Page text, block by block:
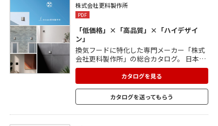
株式会社更科製作所
PDF
「低価格」×「高品質」×「ハイデザイ
ン」
換気フードに特化した専門メーカー「株式
会社更科製作所」の総合カタログ。 日本国
内で唯一、換気部材のメーカー直販を行っ
ています。 革新的なアイデアと、確かな技
術力、そして美しいデザインを、常に追
求。 パイプ用ファン、ダクト用換気扇、浴
室乾燥暖房機、第 1 種換気システム、火災
カタログを見る
カタログを送ってもらう